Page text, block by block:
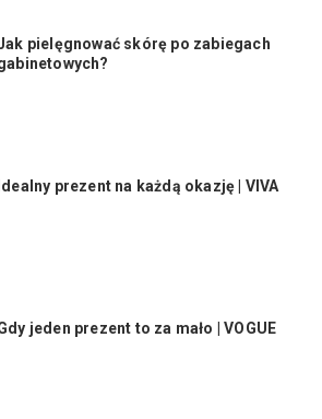
pielęgnować skórę po zabiegach
Idealny prezent na każdą okazję | VIVA
jeden prezent to za mało | VOGUE